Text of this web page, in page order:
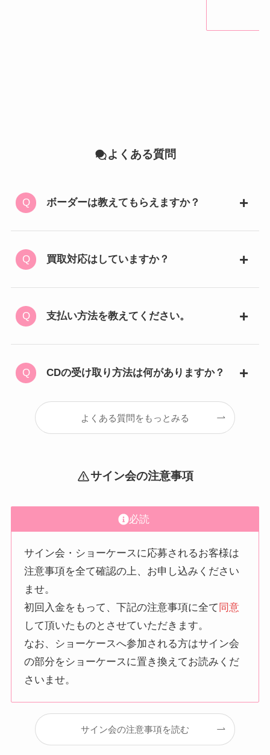
よくある質問
ボーダーは教えてもらえますか？
買取対応はしていますか？
支払い方法を教えてください。
CDの受け取り方法は何がありますか？
よくある質問をもっとみる
サイン会の注意事項
必読
サイン会・ショーケースに応募されるお客様は
注意事項を全て確認の上、お申し込みください
ませ。
初回入金をもって、下記の注意事項に全て 同意
して頂いたものとさせていただきます。
なお、ショーケースへ参加される方はサイン会
の部分をショーケースに置き換えてお読みくだ
さいませ。
サイン会の注意事項を読む